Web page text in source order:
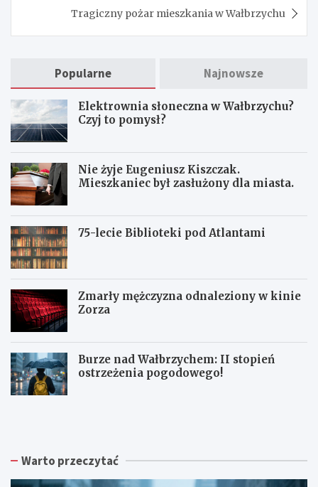
Tragiczny pożar mieszkania w Wałbrzychu
Popularne Najnowsze
Elektrownia słoneczna w Wałbrzychu?
Czyj to pomysł?
Nie żyje Eugeniusz Kiszczak.
Mieszkaniec był zasłużony dla miasta.
75-lecie Biblioteki pod Atlantami
Zmarły mężczyzna odnaleziony w kinie
Zorza
Burze nad Wałbrzychem: II stopień
ostrzeżenia pogodowego!
Z
k
W
z
W
z Warto przeczytać